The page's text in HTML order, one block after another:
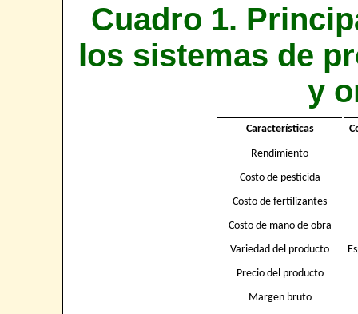
Cuadro 1.
los sistemas de
y
Características
Rendimiento
Costo de pesticida
Costo de fertilizantes
Costo de mano de obra
Variedad del producto
Precio del producto
Margen bruto